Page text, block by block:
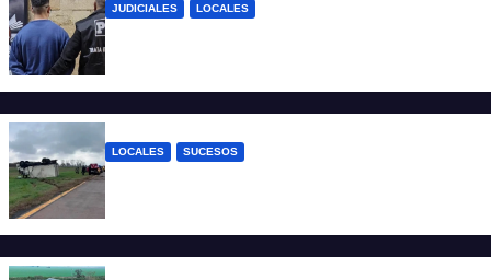
JUDICIALES LOCALES
LOCALES SUCESOS